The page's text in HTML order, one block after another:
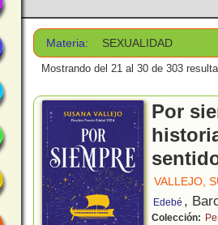
Materia: SEXUALIDAD
Mostrando del 21 al 30 de 303
Por
VALLEJO,
Edebé ,
Colección: